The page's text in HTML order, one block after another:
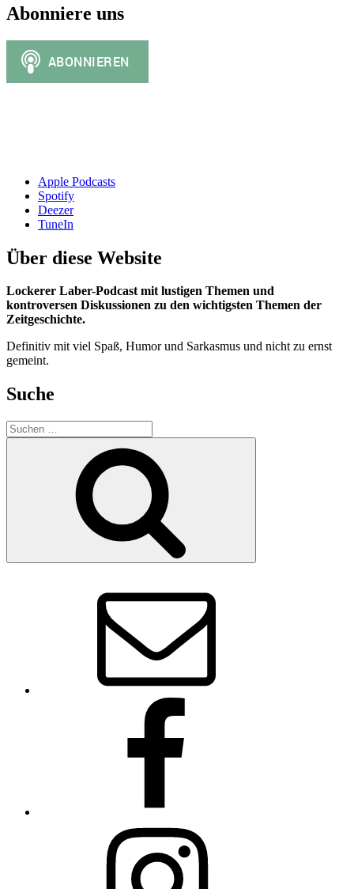
Abonniere uns
Apple Podcasts
Spotify
Deezer
TuneIn
Über diese Website
Lockerer Laber-Podcast mit lustigen Themen und
kontroversen Diskussionen zu den wichtigsten Themen der
Zeitgeschichte.
Definitiv mit viel Spaß, Humor und Sarkasmus und nicht zu ernst
gemeint.
Suche
Suchen
nach: